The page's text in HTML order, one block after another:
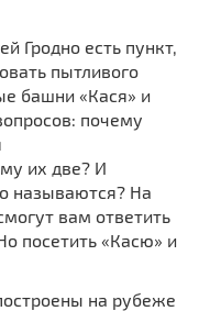
Гродно есть пункт,
пытливого
башни «Кася» и
почему
их две? И
называются? На
вам ответить
посетить «Касю» и
на рубеже